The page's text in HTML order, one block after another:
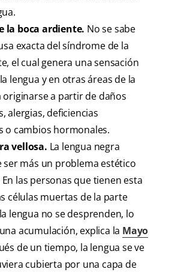
la boca ardiente. No se sabe
exacta del síndrome de la
el cual genera una sensación
lengua y en otras áreas de la
originarse a partir de daños
alergias, deficiencias
o cambios hormonales.
vellosa. La lengua negra
ser más un problema estético
las personas que tienen esta
células muertas de la parte
lengua no se desprenden, lo
acumulación, explica la Mayo
de un tiempo, la lengua se ve
cubierta por una capa de